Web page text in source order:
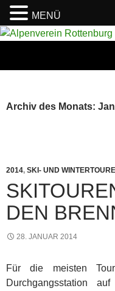
Zum
Archiv des Monats:
2014, SKI- UND
DEN
28. JANUAR 2014
Für die meisten
Durchgangsstation
MENÜ